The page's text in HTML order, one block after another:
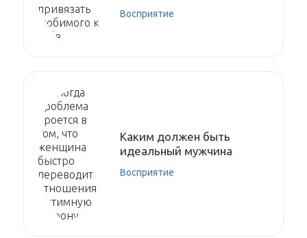
Восприятие
Каким должен быть
идеальный мужчина
Восприятие